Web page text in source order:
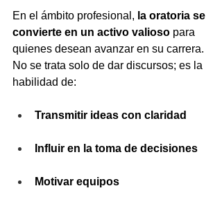
En el ámbito profesional, la oratoria se
convierte en un activo valioso para
quienes desean avanzar en su carrera.
No se trata solo de dar discursos; es la
habilidad de:
Transmitir ideas con claridad
Influir en la toma de decisiones
Motivar equipos